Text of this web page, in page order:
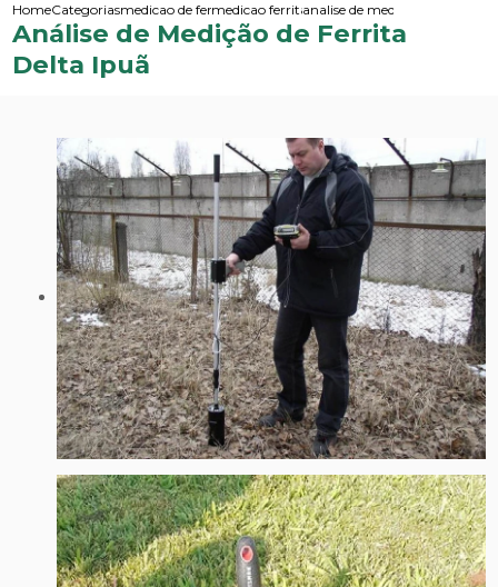
HomeCategoriasmedicao de ferritamedicao ferrita de campoanalise de medicao de ferrita
Análise de Medição de Ferrita
Delta Ipuã